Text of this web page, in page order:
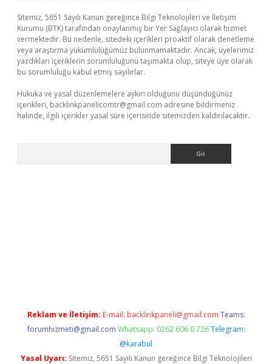
Sitemiz, 5651 Sayılı Kanun gereğince Bilgi Teknolojileri ve İletişim
Kurumu (BTK) tarafından onaylanmış bir Yer Sağlayıcı olarak hizmet
vermektedir. Bu nedenle, sitedeki içerikleri proaktif olarak denetleme
veya araştırma yükümlülüğümüz bulunmamaktadır. Ancak, üyelerimiz
yazdıkları içeriklerin sorumluluğunu taşımakta olup, siteye üye olarak
bu sorumluluğu kabul etmiş sayılırlar.
Hukuka ve yasal düzenlemelere aykırı olduğunu düşündüğünüz
içerikleri, backlinkpanelicomtr@gmail.com adresine bildirmeniz
halinde, ilgili içerikler yasal süre içerisinde sitemizden kaldırılacaktır.
Reklam ve İletişim: E-mail: backlinkpaneli@gmail.com Teams:
forumhizmeti@gmail.com Whatsapp: 0262 606 0 726 Telegram:
@karabul
Yasal Uyarı: Sitemiz, 5651 Sayılı Kanun gereğince Bilgi Teknolojileri